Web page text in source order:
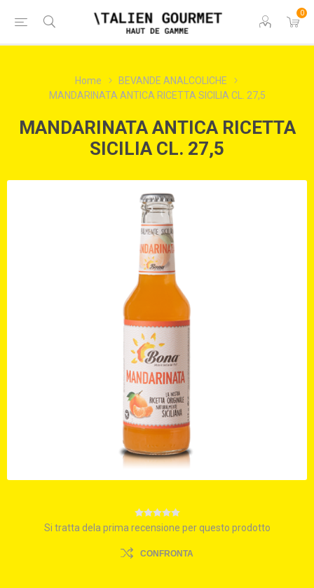
0
Home
BEVANDE ANALCOLICHE
MANDARINATA ANTICA RICETTA SICILIA CL. 27,5
MANDARINATA ANTICA RICETTA
SICILIA CL. 27,5
Si tratta dela prima recensione per questo prodotto
CONFRONTA